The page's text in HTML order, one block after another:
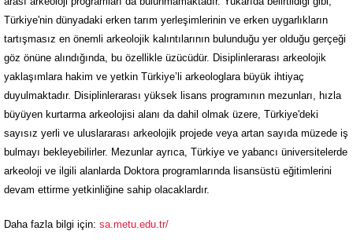
Türkiye'nin dünyadaki erken tarım yerleşimlerinin ve erken uygarlıkların
tartışmasız en önemli arkeolojik kalıntılarının bulunduğu yer olduğu gerçeği
göz önüne alındığında, bu özellikle üzücüdür. Disiplinlerarası arkeolojik
yaklaşımlara hakim ve yetkin Türkiye’li arkeologlara büyük ihtiyaç
duyulmaktadır. Disiplinlerarası yüksek lisans programının mezunları, hızla
büyüyen kurtarma arkeolojisi alanı da dahil olmak üzere, Türkiye'deki
sayısız yerli ve uluslararası arkeolojik projede veya artan sayıda müzede iş
bulmayı bekleyebilirler. Mezunlar ayrıca, Türkiye ve yabancı üniversitelerde
arkeoloji ve ilgili alanlarda Doktora programlarında lisansüstü eğitimlerini
devam ettirme yetkinliğine sahip olacaklardır.
Daha fazla bilgi için: sa.metu.edu.tr/